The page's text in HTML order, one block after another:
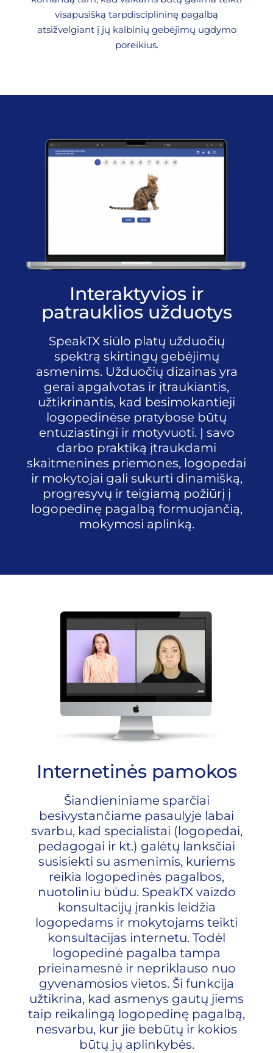
visapusišką tarpdisciplininę pagalbą
atsižvelgiant į jų kalbinių gebėjimų ugdymo
poreikius.
Interaktyvios ir
patrauklios užduotys
SpeakTX siūlo platų užduočių
spektrą skirtingų gebėjimų
asmenims. Užduočių dizainas yra
gerai apgalvotas ir įtraukiantis,
užtikrinantis, kad besimokantieji
logopedinėse pratybose būtų
entuziastingi ir motyvuoti. Į savo
darbo praktiką įtraukdami
skaitmenines priemones, logopedai
ir mokytojai gali sukurti dinamišką,
progresyvų ir teigiamą požiūrį į
logopedinę pagalbą formuojančią,
mokymosi aplinką.
Internetinės pamokos
Šiandieniniame sparčiai
besivystančiame pasaulyje labai
svarbu, kad specialistai (logopedai,
pedagogai ir kt.) galėtų lanksčiai
susisiekti su asmenimis, kuriems
reikia logopedinės pagalbos,
nuotoliniu būdu. SpeakTX vaizdo
konsultacijų įrankis leidžia
logopedams ir mokytojams teikti
konsultacijas internetu. Todėl
logopedinė pagalba tampa
prieinamesnė ir nepriklauso nuo
gyvenamosios vietos. Ši funkcija
užtikrina, kad asmenys gautų jiems
taip reikalingą logopedinę pagalbą,
nesvarbu, kur jie bebūtų ir kokios
būtų jų aplinkybės.